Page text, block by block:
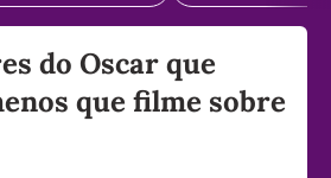
do Oscar que
que filme sobre